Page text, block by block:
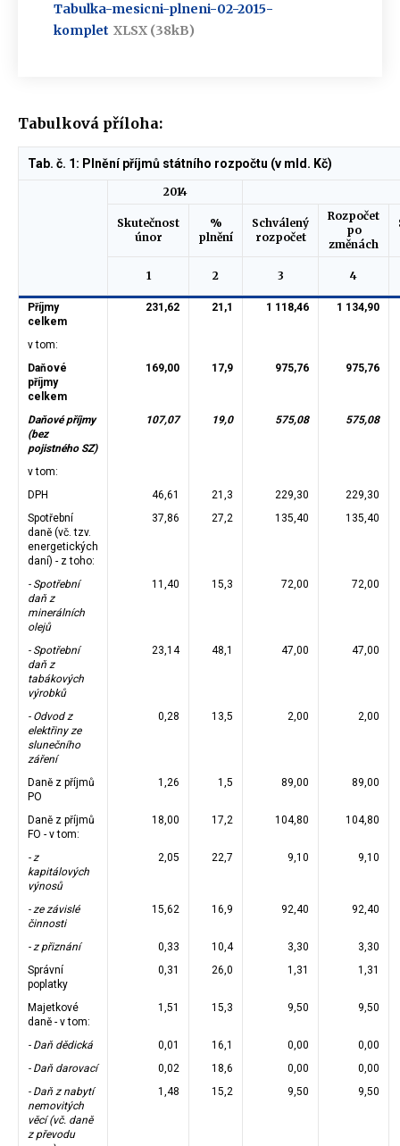
Tabulka-mesicni-plneni-02-2015-
komplet XLSX (38kB)
Tabulková příloha:
Tab. č. 1: Plnění příjmů státního rozpočtu (v mld. Kč)
2014
Skutečnost
únor
%
plnění
Schválený
rozpočet
Rozpočet
po
změnách
1 2 3 4
Příjmy
celkem
231,62 21,1 1 118,46 1 134,90
v tom:
Daňové
příjmy
celkem
169,00 17,9 975,76 975,76
Daňové příjmy
(bez
pojistného SZ)
107,07 19,0 575,08 575,08
v tom:
DPH
46,61 21,3 229,30
229,30
Spotřební
daně (vč. tzv.
energetických
daní) - z toho:
37,86 27,2 135,40 135,40
- Spotřební
daň z
minerálních
olejů
11,40 15,3 72,00 72,00
- Spotřební
daň z
tabákových
výrobků
23,14 48,1 47,00 47,00
- Odvod z
elektřiny ze
slunečního
záření
0,28 13,5 2,00 2,00
Daně z příjmů
PO
1,26 1,5 89,00 89,00
Daně z příjmů
FO - v tom:
18,00 17,2 104,80 104,80
- z
kapitálových
výnosů
2,05 22,7 9,10 9,10
- ze závislé
činnosti
15,62 16,9 92,40 92,40
- z přiznání 0,33 10,4 3,30
3,30
Správní
poplatky
0,31 26,0 1,31 1,31
Majetkové
daně - v tom:
1,51 15,3 9,50 9,50
- Daň dědická 0,01 16,1 0,00
0,00
- Daň darovací
0,02 18,6 0,00
0,00
- Daň z nabytí
nemovitých
věcí (vč. daně
z převodu
1,48 15,2 9,50 9,50